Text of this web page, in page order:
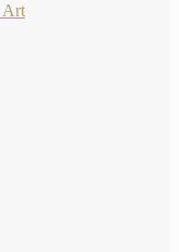
Art